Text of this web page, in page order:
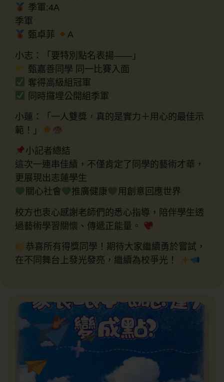
季軍:4A
季軍
甄卓菲
A
小志：「要特別點名表揚——」
甄嘉善同學 同一比賽入面
奪得高級組冠軍
同時攞埋公開組季軍
小蓮：「一人雙獎，真的是實力＋用心的最佳示
範！」
小記者總結
這次一連串佳績，不僅肯定了同學的藝術才華，
更展現出志蓮學生
關心社會
推廣健康 用創意回應世界
校方也衷心感謝老師們的悉心指導，陪伴學生透
過藝術學習關懷、傳遞正能量。
恭喜所有得獎同學！期待大家繼續勇於嘗試，
在不同舞台上發光發亮，繼續為校爭光！